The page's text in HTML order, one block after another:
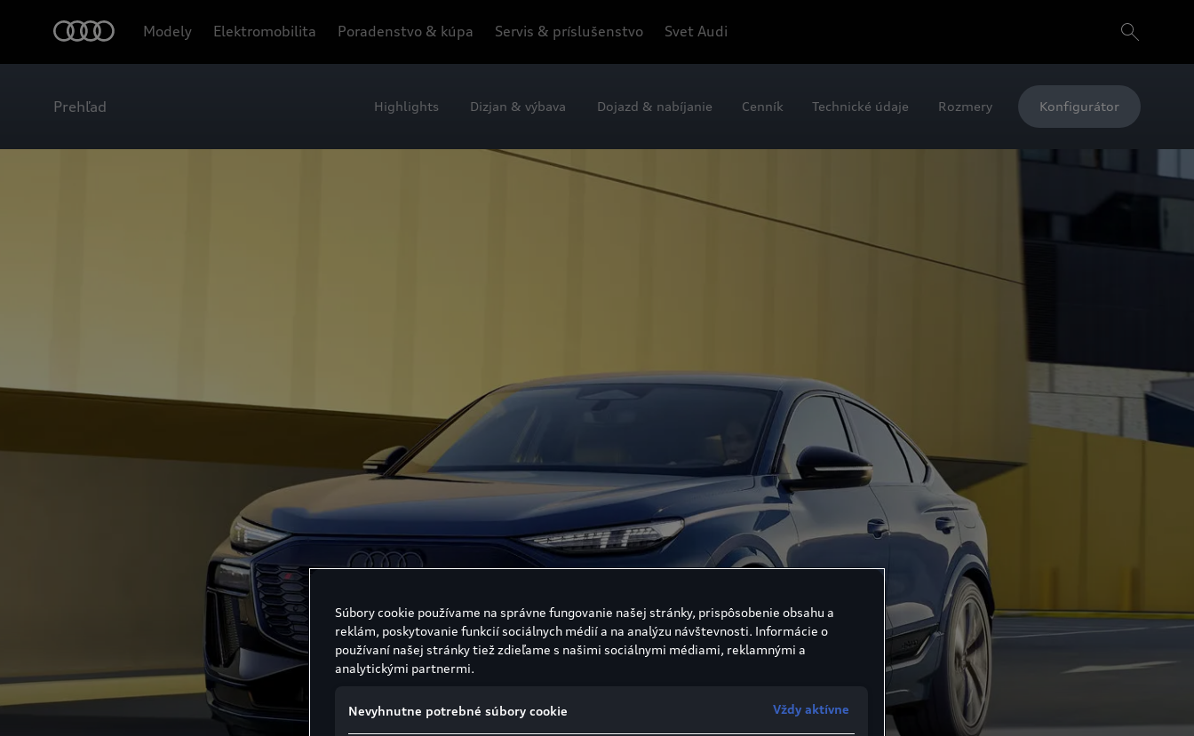
Modely Elektromobilita Poradenstvo & kúpa Servis & príslušenstvo Svet Audi
Prehľad Highlights Dizjan & výbava Dojazd & nabíjanie Cenník Technické údaje Rozmery Konfigurátor
Súbory cookie používame na správne fungovanie našej stránky, prispôsobenie obsahu a
reklám, poskytovanie funkcií sociálnych médií a na analýzu návštevnosti. Informácie o
používaní našej stránky tiež zdieľame s našimi sociálnymi médiami, reklamnými a
analytickými partnermi.
Nevyhnutne potrebné súbory cookie Vždy aktívne